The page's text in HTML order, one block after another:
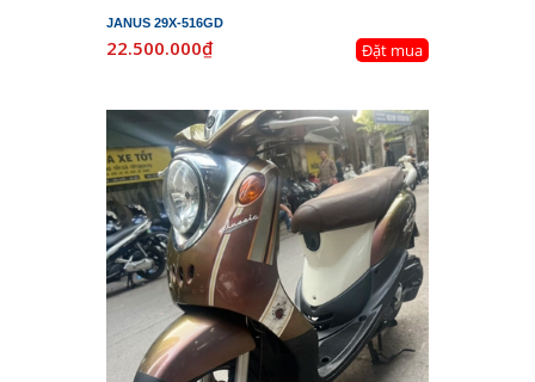
JANUS 29X-516GD
22.500.000₫ Đặt mua